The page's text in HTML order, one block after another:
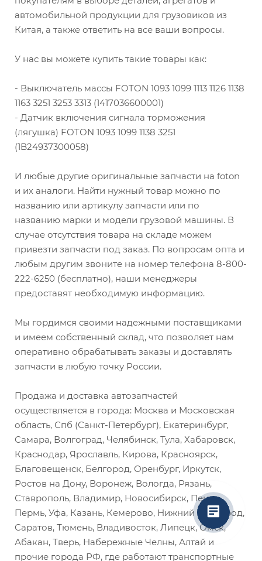
автомобильной продукции для грузовиков из
Китая, а также ответить на все ваши вопросы.
У нас вы можете купить такие товары как:
- Выключатель массы FOTON 1093 1099 1113 1126 1138
1163 3251 3253 3313 (1417036600001)
- Датчик включения сигнала торможения
(лягушка) FOTON 1093 1099 1138 3251
(1B24937300058)
И любые другие оригинальные запчасти на foton
и их аналоги. Найти нужный товар можно по
названию или артикулу запчасти или по
названию марки и модели грузовой машины. В
случае отсутствия товара на складе можем
привезти запчасти под заказ. По вопросам опта и
любым другим звоните на номер телефона 8-800-
222-6250 (бесплатно), наши менеджеры
предоставят необходимую информацию.
Мы гордимся своими надежными поставщиками
и имеем собственный склад, что позволяет нам
оперативно обрабатывать заказы и доставлять
запчасти в любую точку России.
Продажа и доставка автозапчастей
осуществляется в города: Москва и Московская
область, Спб (Санкт-Петербург), Екатеринбург,
Самара, Волгоград, Челябинск, Тула, Хабаровск,
Краснодар, Ярославль, Кирова, Красноярск,
Благовещенск, Белгород, Оренбург, Иркутск,
Ростов на Дону, Воронеж, Вологда, Рязань,
Ставрополь, Владимир, Новосибирск, Пенза,
Пермь, Уфа, Казань, Кемерово, Нижний Новгород,
Саратов, Тюмень, Владивосток, Липецк, Омск,
Абакан, Тверь, Набережные Челны, Алтай и
прочие города РФ, где работают транспортные